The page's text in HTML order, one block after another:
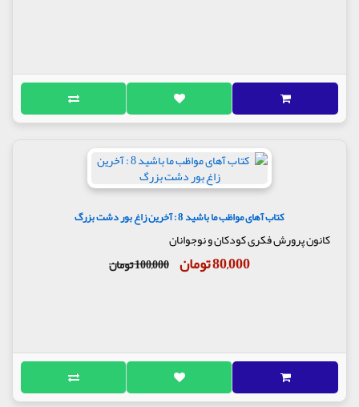
کتاب آهای مواظب ما باشید 8 : آخرین زاغ بور دشت بزرگ
کانون پرورش فکری کودکان و نوجوانان
80,000 تومان 100,000 تومان